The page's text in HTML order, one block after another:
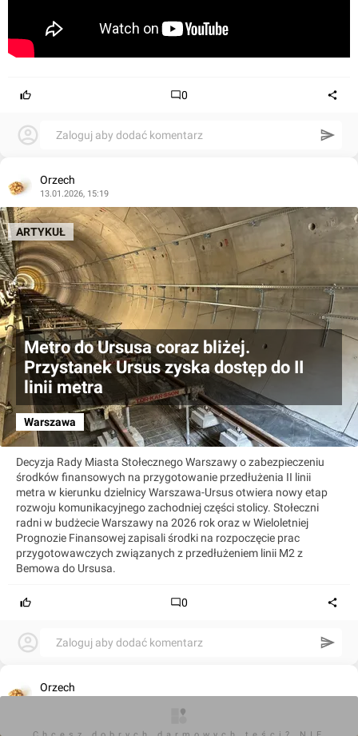
0
Zaloguj aby dodać komentarz
Orzech
13.01.2026, 15:19
Metro do Ursusa coraz bliżej.
Przystanek Ursus zyska dostęp do II
linii metra
Warszawa
ARTYKUŁ
Decyzja Rady Miasta Stołecznego Warszawy o zabezpieczeniu
środków finansowych na przygotowanie przedłużenia II linii
metra w kierunku dzielnicy Warszawa-Ursus otwiera nowy etap
rozwoju komunikacyjnego zachodniej części stolicy. Stołeczni
radni w budżecie Warszawy na 2026 rok oraz w Wieloletniej
Prognozie Finansowej zapisali środki na rozpoczęcie prac
przygotowawczych związanych z przedłużeniem linii M2 z
Bemowa do Ursusa.
0
Zaloguj aby dodać komentarz
Orzech